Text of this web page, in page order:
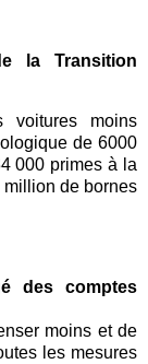
la Transition
voitures moins
de 6000
000 primes à la
de bornes
des comptes
moins et de
les mesures